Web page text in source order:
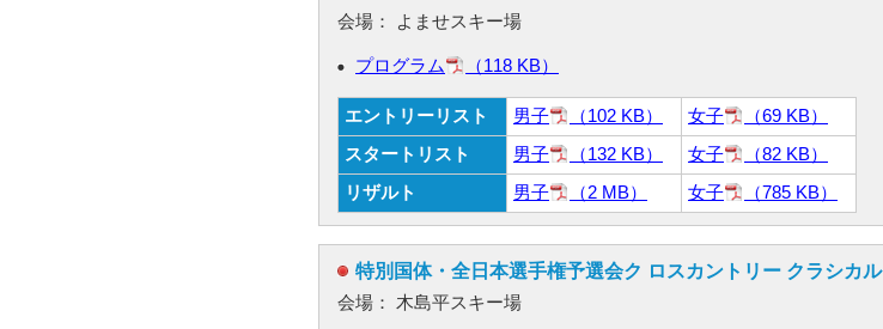
会場： よませスキー場
プログラム （118 KB）
エントリーリスト 男子 （102 KB） 女子
（69 KB）
スタートリスト
男子 （132 KB） 女子
（82 KB）
リザルト
男子 （2 MB） 女子 （785 KB）
特別国体・全日本選手権予選会ク ロスカントリー クラシカル
会場： 木島平スキー場